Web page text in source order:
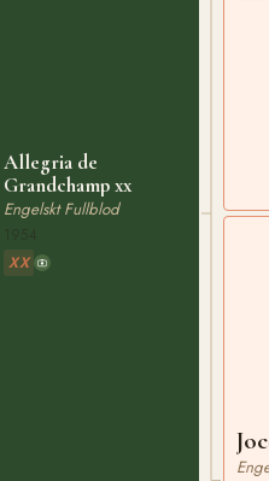
Allegria de
Grandchamp xx
Engelskt Fullblod
XX